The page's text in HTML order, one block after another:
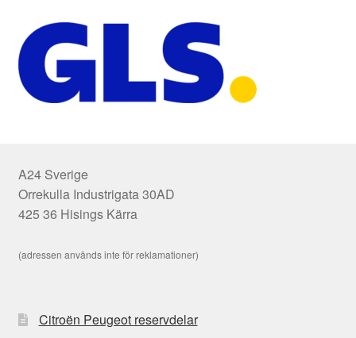
A24 Sverige
Orrekulla Industrigata 30AD
425 36 Hisings Kärra
(adressen används inte för reklamationer)
Citroën Peugeot reservdelar